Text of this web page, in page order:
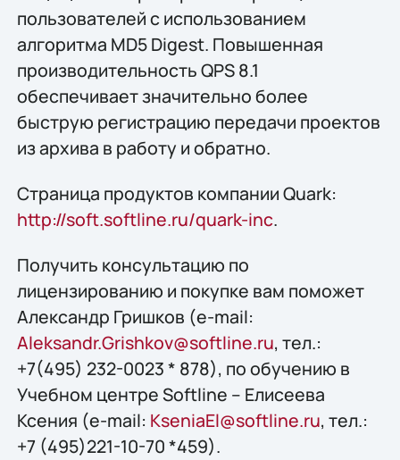
пользователей с использованием
алгоритма MD5 Digest. Повышенная
производительность QPS 8.1
обеспечивает значительно более
быструю регистрацию передачи проектов
из архива в работу и обратно.
Страница продуктов компании Quark:
http://soft.softline.ru/quark-inc.
Получить конcультацию по
лицензированию и покупке вам поможет
Александр Гришков (e-mail:
Aleksandr.Grishkov@softline.ru, тел.:
+7(495) 232-0023 * 878), по обучению в
Учебном центре Softline – Елисеева
Ксения (e-mail: KseniaEl@softline.ru, тел.:
+7 (495)221-10-70 *459).